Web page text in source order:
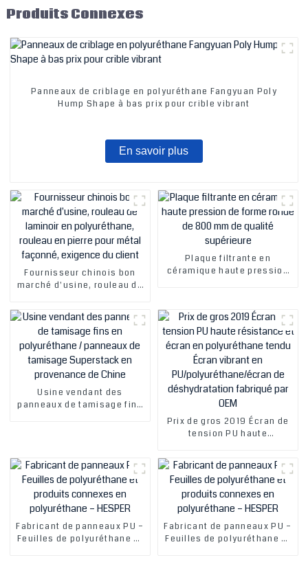
Produits Connexes
Panneaux de criblage en polyuréthane Fangyuan Poly
Hump Shape à bas prix pour crible vibrant
En savoir plus
Fournisseur chinois bon
marché d'usine, rouleau de
rouleau en pierre pour
métal façonné, exigence du
client
Plaque filtrante en
céramique haute pression
Usine vendant des
panneaux de tamisage fins
Prix ​​de gros 2019 Écran de
tension PU haute
polyuréthane tendu Écran
vibrant en PU/polyuréthane/
écran de déshydratation
fabriqué par OEM
Fabricant de panneaux PU –
Feuilles de polyuréthane et
Fabricant de panneaux PU –
Feuilles de polyuréthane et